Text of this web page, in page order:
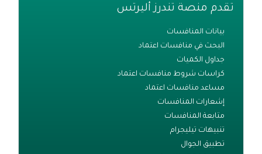
تقدم منصة تندرز أليرتس
بيانات المنافسات
البحث في منافسات اعتماد
جداول الكميات
كراسات شروط منافسات اعتماد
مساعد منافسات اعتماد
إشعارات المنافسات
متابعة المنافسات
تنبيهات تيليجرام
تطبيق الجوال